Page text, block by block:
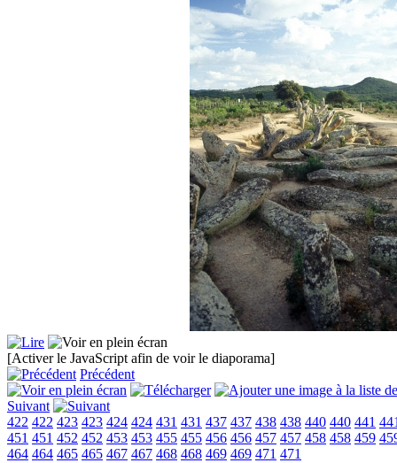
[Activer le JavaScript afin de voir le diaporama]
Précédent
Suivant
422 422 423 423 424 424 431 431 437 437 438 438 440 440 441
451 451 452 452 453 453 455 455 456 456 457 457 458 458 459
464 464 465 465 467 467 468 468 469 469 471 471